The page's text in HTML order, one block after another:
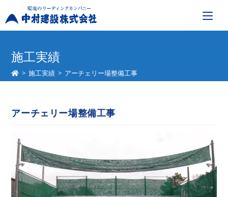
施工実績
> 施工実績 > アーチェリー場整備工事
アーチェリー場整備工事